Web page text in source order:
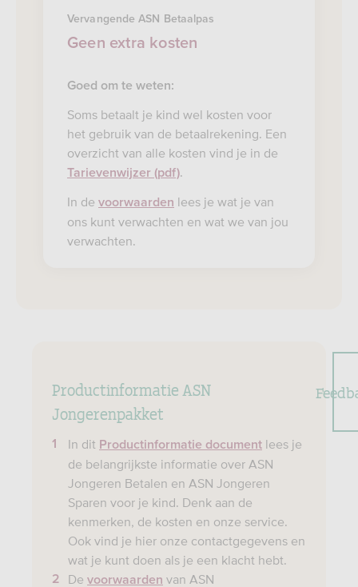
Vervangende ASN Betaalpas
Geen extra kosten
Goed om te weten:
Soms betaalt je kind wel kosten voor
het gebruik van de betaalrekening. Een
overzicht van alle kosten vind je in de
Tarievenwijzer (pdf).
In de voorwaarden lees je wat je van
ons kunt verwachten en wat we van jou
verwachten.
Productinformatie ASN
Jongerenpakket
In dit Productinformatie document lees je
de belangrijkste informatie over ASN
Jongeren Betalen en ASN Jongeren
Sparen voor je kind. Denk aan de
kenmerken, de kosten en onze service.
Ook vind je hier onze contactgegevens en
wat je kunt doen als je een klacht hebt.
De voorwaarden van ASN